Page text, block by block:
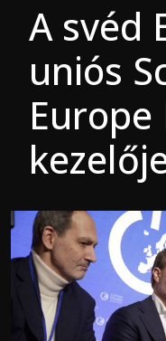
A svéd
uniós